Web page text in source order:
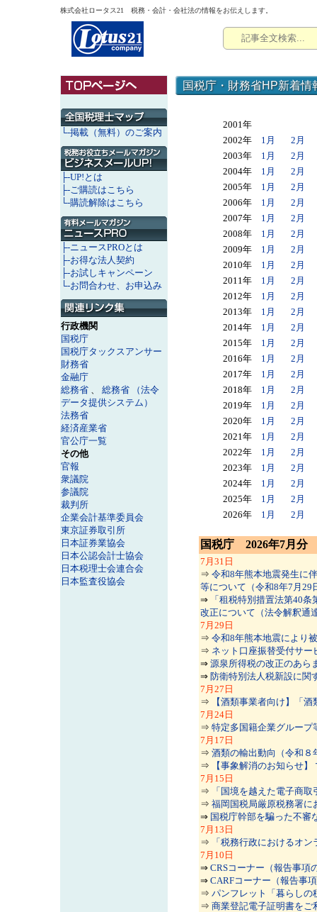
株式会社ロータス21 税務・会計・会社法の情報をお伝えします。
└-掲載（無料）のご案内
├-UP!とは
├-ご購読はこちら
└-購読解除はこちら
├-ニュースPROとは
├-お得な法人契約
├-お試しキャンペーン
└-お問合わせ、お申込み
行政機関
国税庁
国税庁タックスアンサー
財務省
金融庁
総務省 、 総務省 （法令
データ提供システム）
法務省
経済産業省
官公庁一覧
その他
官報
衆議院
参議院
裁判所
企業会計基準委員会
東京証券取引所
日本証券業協会
日本公認会計士協会
日本税理士会連合会
日本監査役協会
国税庁・財務省HP新着情
2001年
2002年
1月
2月
2003年
1月
2月
2004年
1月
2月
2005年
1月
2月
2006年
1月
2月
2007年
1月
2月
2008年
1月
2月
2009年
1月
2月
2010年
1月
2月
2011年
1月
2月
2012年
1月
2月
2013年
1月
2月
2014年
1月
2月
2015年
1月
2月
2016年
1月
2月
2017年
1月
2月
2018年
1月
2月
2019年
1月
2月
2020年
1月
2月
2021年
1月
2月
2022年
1月
2月
2023年
1月
2月
2024年
1月
2月
2025年
1月
2月
2026年
1月 2月
国税庁 2026年7月分
7 月31日
⇒ 令和8年熊本地震発生に
等について（令和8年7月29
⇒
「租税特別措置法第40
改正について（法令解釈通
7 月29日
⇒ 令和8年熊本地震により
⇒ ネット口座振替受付サー
⇒ 源泉所得税の改正のあら
⇒ 防衛特別法人税新設に関
7 月27日
⇒
【酒類事業者向け】「
7 月24日
⇒ 特定多国籍企業グループ
7 月17日
⇒ 酒類の輸出動向（令和８
⇒
【事象解消のお知らせ
7 月15日
⇒
「国境を越えた電子商
⇒ 福岡国税局厳原税務署に
⇒ 国税庁幹部を騙った不審
7 月13日
⇒
「税務行政におけるオ
7 月10日
⇒ CRSコーナー（報告事項
⇒ CARFコーナー（報告事
⇒ パンフレット「暮らしの
⇒ 商業登記電子証明書をご